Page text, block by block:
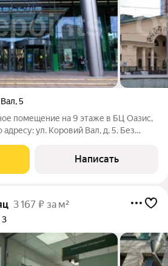
,5
помещение на 9 этаже в БЦ Оазис,
ул. Коровий Вал, д. 5. Без
Серпуховская, Октябрьская. -
Написать
3 167 ₽ за м²
3